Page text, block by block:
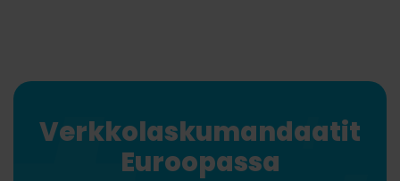
Verkkolaskumandaatit
Euroopassa